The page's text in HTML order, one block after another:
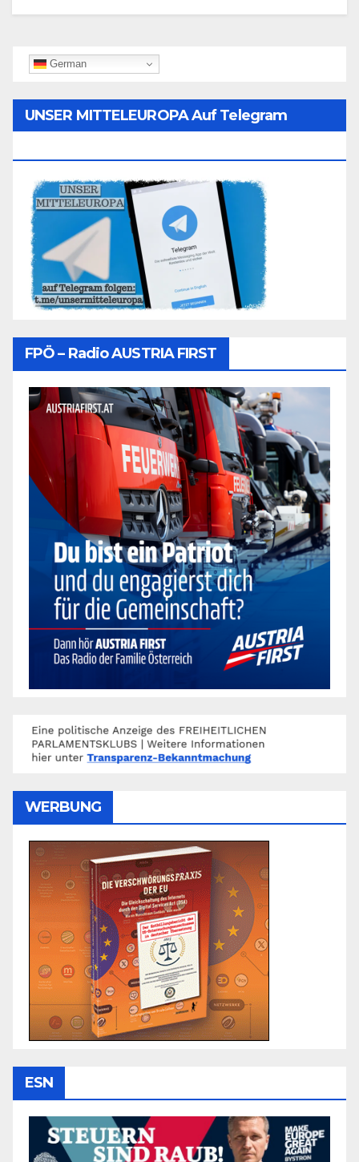
German
UNSER MITTELEUROPA Auf Telegram
FPÖ – Radio AUSTRIA FIRST
WERBUNG
ESN